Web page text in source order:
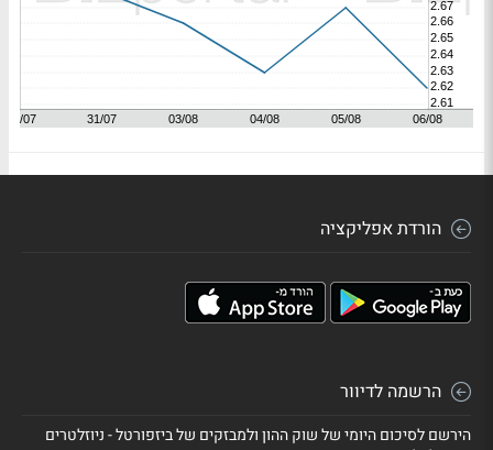
הורדת אפליקציה
הרשמה לדיוור
הירשם לסיכום היומי של שוק ההון ולמבזקים של ביזפורטל - ניוזלטרים